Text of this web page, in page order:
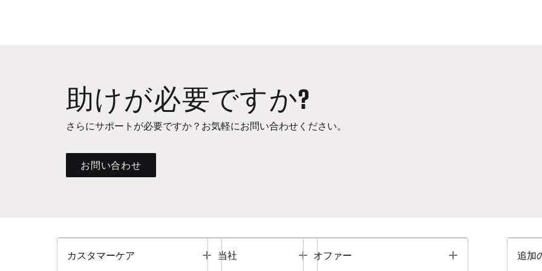
助けが必要ですか?
さらにサポートが必要ですか？お気軽にお問い合わせください。
お問い合わせ
カスタマーケア Toggle
当社 Toggle
オファー Toggle 追加